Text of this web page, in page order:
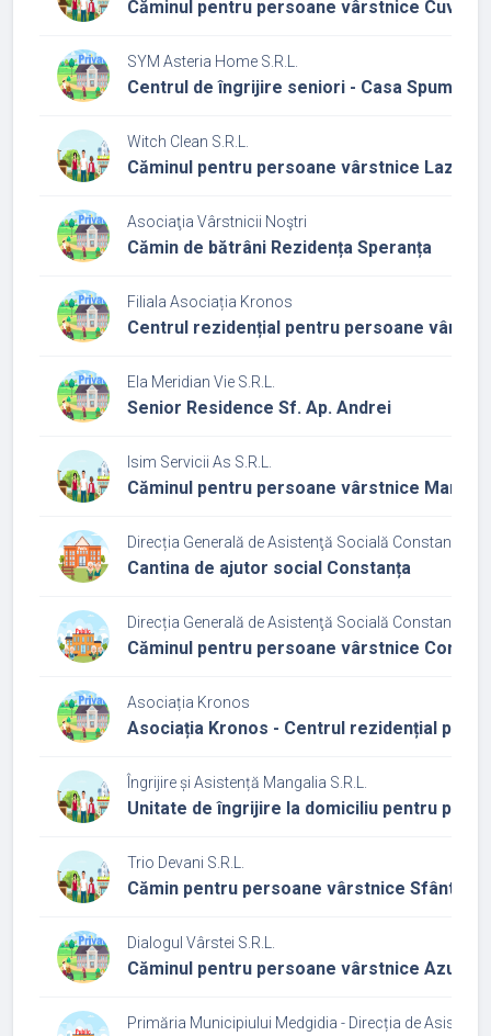
Căminul pentru persoane vârstnice
SYM Asteria Home S.R.L.
Centrul de îngrijire seniori - Casa Spuma
Witch Clean S.R.L.
Căminul pentru persoane vârstnice Lazu
Asociaţia Vârstnicii Noştri
Cămin de bătrâni Rezidența Speranța
Filiala Asociația Kronos
Centrul rezidențial pentru persoane
Ela Meridian Vie S.R.L.
Senior Residence Sf. Ap. Andrei
Isim Servicii As S.R.L.
Căminul pentru persoane vârstnice Maria
Direcția Generală de Asistenţă Socială Constanța
Cantina de ajutor social Constanța
Direcția Generală de Asistenţă Socială Constanța
Căminul pentru persoane vârstnice
Asociația Kronos
Asociația Kronos - Centrul rezidențial
Îngrijire și Asistență Mangalia S.R.L.
Unitate de îngrijire la domiciliu pentru
Trio Devani S.R.L.
Cămin pentru persoane vârstnice Sfântul
Dialogul Vârstei S.R.L.
Căminul pentru persoane vârstnice Azur
Primăria Municipiului Medgidia - Direcția de